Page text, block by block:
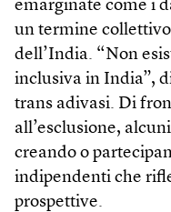
emarginate come i
un termine
dell’India. “Non
inclusiva in India”,
trans adivasi. Di
all’esclusione,
creando o
indipendenti che
prospettive.